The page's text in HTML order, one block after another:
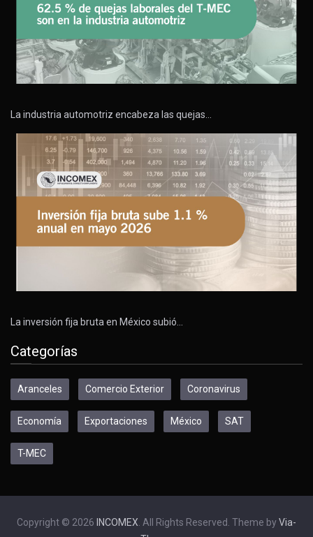
La industria automotriz encabeza las quejas…
La inversión fija bruta en México subió…
Categorías
Aranceles Comercio Exterior Coronavirus
Economía Exportaciones México SAT
T-MEC
Copyright © 2026 INCOMEX . All Rights Reserved. Theme by Via-